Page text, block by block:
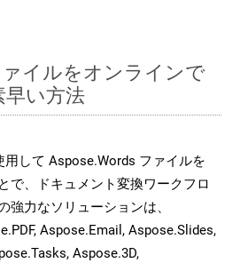
イルをオンラインで
早い方法
用して Aspose.Words ファイルを
で、ドキュメント変換ワークフロ
強力なソリューションは、
Aspose.Email, Aspose.Slides,
Aspose.3D,